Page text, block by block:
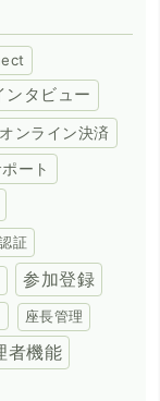
ンタビュー
オンライン決済
ート
証
参加登録
座長管理
者機能